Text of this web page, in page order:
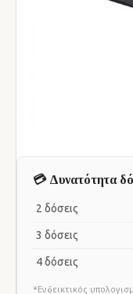
💳 Δυνατότητα
2 δόσεις
3 δόσεις
4 δόσεις
*Ενδεικτικός